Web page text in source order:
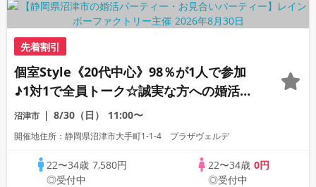
先着割引
個室Style《20代中心》98％が1人で参加
♪1対1で全員トーク☆誠実な方への婚活パ
ーティー
沼津市 8/30（日） 11:00〜
開催地住所：静岡県沼津市大手町1-1-4 プラザヴェルデ
22〜34歳 7,580円
◎受付中
22〜34歳 0円
◎受付中